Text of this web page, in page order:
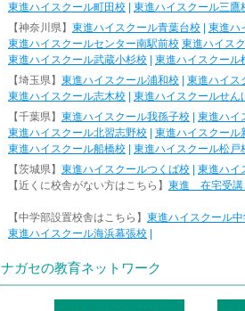
東進ハイスクール町田校
東進ハイスクール三鷹
【神奈川県】 東進ハイスクール青葉台校 東進ハ
東進ハイスクールセンター南駅前校 東進ハイス
東進ハイスクール武蔵小杉校
東進ハイスクール
【埼玉県】 東進ハイスクール浦和校 東進ハイス
東進ハイスクール志木校
東進ハイスクールせん
【千葉県】 東進ハイスクール我孫子校 東進ハイ
東進ハイスクール北習志野校
東進ハイスクール
東進ハイスクール船橋校
東進ハイスクール松戸
【茨城県】 東進ハイスクールつくば校 東進ハイ
【近くに校舎がない方はこちら】 東進 在宅受講
【中学部設置校舎はこちら】 東進ハイスクール
東進ハイスクール海浜幕張校
ナガセの教育ネットワーク